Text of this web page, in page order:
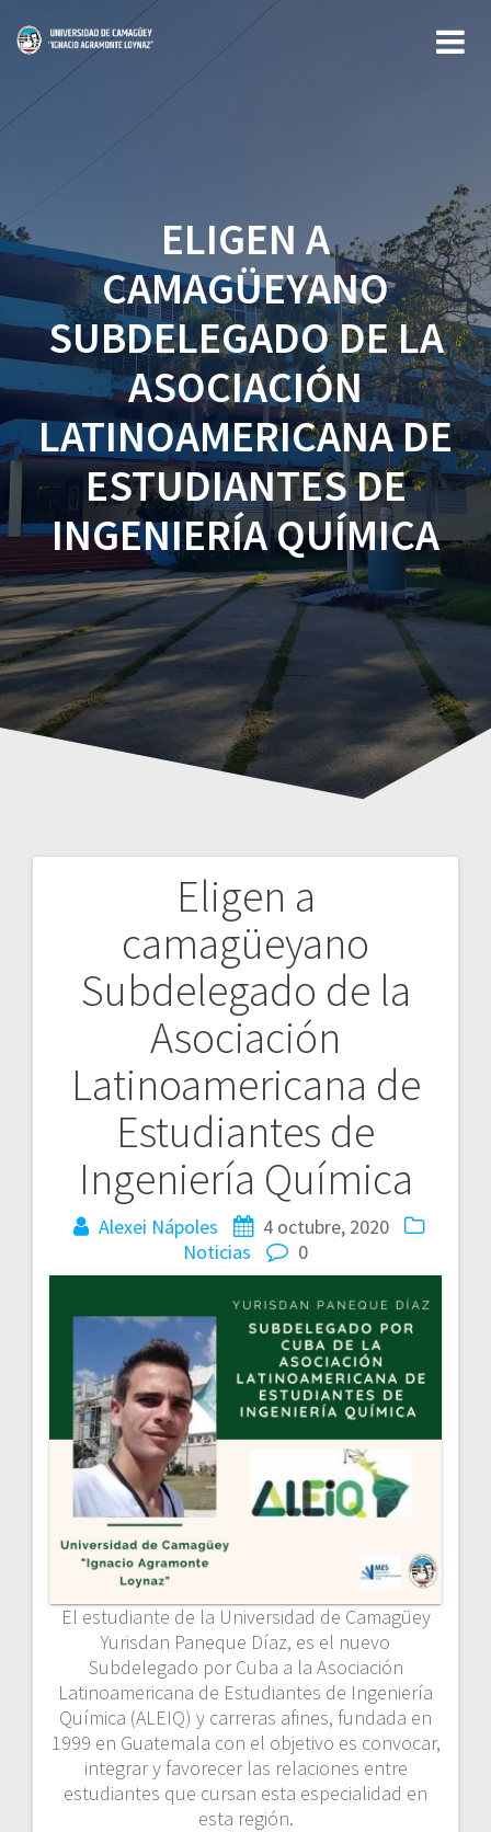
ELIGEN A
CAMAGÜEYANO
SUBDELEGADO DE LA
ASOCIACIÓN
LATINOAMERICANA DE
ESTUDIANTES DE
INGENIERÍA QUÍMICA
Eligen a
camagüeyano
Subdelegado de la
Asociación
Latinoamericana de
Estudiantes de
Ingeniería Química
Alexei Nápoles
4 octubre, 2020
Noticias
0
El estudiante de la Universidad de Camagüey
Yurisdan Paneque Díaz, es el nuevo
Subdelegado por Cuba a la Asociación
Latinoamericana de Estudiantes de Ingeniería
Química (ALEIQ) y carreras afines, fundada en
1999 en Guatemala con el objetivo es convocar,
integrar y favorecer las relaciones entre
estudiantes que cursan esta especialidad en
esta región.
Navegación
entradas